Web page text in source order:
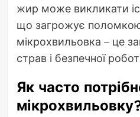
жир може викликати
що загрожує
мікрохвильовка – це
страв і безпечної
Як часто